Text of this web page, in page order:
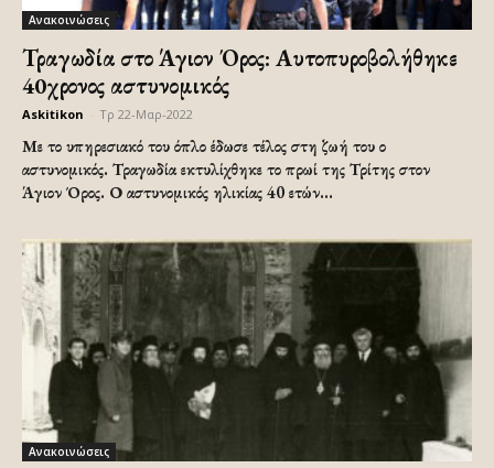
Ανακοινώσεις
Τραγωδία στο Άγιον Όρος: Αυτοπυροβολήθηκε
40χρονος αστυνομικός
Askitikon Τρ 22-Μαρ-2022
Με το υπηρεσιακό του όπλο έδωσε τέλος στη ζωή του ο
αστυνομικός. Τραγωδία εκτυλίχθηκε το πρωί της Τρίτης στον
Άγιον Όρος. Ο αστυνομικός ηλικίας 40 ετών...
Ανακοινώσεις